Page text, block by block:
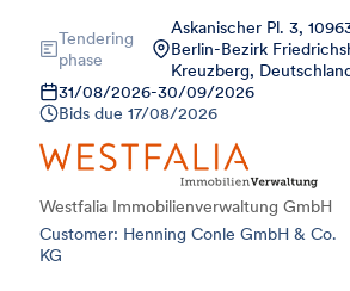
Tendering
phase
Askanischer Pl. 3,
Berlin-Bezirk
Kreuzberg,
31/08/2026-30/09/2026
Bids due 17/08/2026
Westfalia Immobilienverwaltung GmbH
Customer: Henning Conle GmbH & Co.
KG